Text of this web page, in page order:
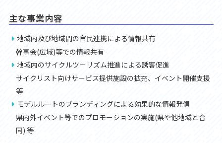
主な事業内容
地域内及び地域間の官民連携による情報共有
幹事会(広域)等での情報共有
地域内のサイクルツーリズム推進による誘客促進
サイクリスト向けサービス提供施設の拡充、イベント開催⽀援
等
モデルルートのブランディングによる効果的な情報発信
県内外イベント等でのプロモーションの実施(県や他地域と合
同) 等